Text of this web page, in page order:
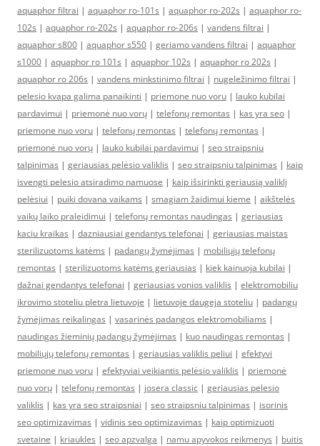
aquaphor filtrai | aquaphor ro-101s | aquaphor ro-202s | aquaphor ro-
102s | aquaphor ro-202s | aquaphor ro-206s | vandens filtrai |
aquaphor s800 | aquaphor s550 | geriamo vandens filtrai | aquaphor
s1000 | aquaphor ro 101s | aquaphor 102s | aquaphor ro 202s |
aquaphor ro 206s | vandens minkstinimo filtrai | nugeležinimo filtrai |
pelesio kvapa galima panaikinti | priemone nuo voru | lauko kubilai
pardavimui | priemonė nuo vorų | telefonų remontas | kas yra seo |
priemone nuo voru | telefonų remontas | telefonų remontas |
priemonė nuo vorų | lauko kubilai pardavimui | seo straipsniu
talpinimas | geriausias pelėsio valiklis | seo straipsniu talpinimas | kaip
isvengti pelesio atsiradimo namuose | kaip išsirinkti geriausią valiklį
pelėsiui | puiki dovana vaikams | smagiam žaidimui kieme | aikštelės
vaikų laiko praleidimui | telefonų remontas naudingas | geriausias
kaciu kraikas | dazniausiai gendantys telefonai | geriausias maistas
sterilizuotoms katėms | padangų žymėjimas | mobiliųjų telefonų
remontas | sterilizuotoms katėms geriausias | kiek kainuoja kubilai |
dažnai gendantys telefonai | geriausias vonios valiklis | elektromobiliu
ikrovimo stoteliu pletra lietuvoje | lietuvoje daugeja stoteliu | padangų
žymėjimas reikalingas | vasarinės padangos elektromobiliams |
naudingas žieminių padangų žymėjimas | kuo naudingas remontas |
mobiliųjų telefonų remontas | geriausias valiklis peliui | efektyvi
priemone nuo voru | efektyviai veikiantis pelėsio valiklis | priemonė
nuo vorų | telefonų remontas | josera classic | geriausias pelesio
valiklis | kas yra seo straipsniai | seo straipsniu talpinimas | isorinis
seo optimizavimas | vidinis seo optimizavimas | kaip optimizuoti
svetaine | kriaukles | seo apzvalga | namu apyvokos reikmenys | buitis